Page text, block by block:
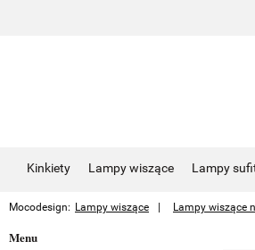
Kinkiety Lampy wiszące Lampy
Mocodesign: Lampy wiszące Lampy wiszące
Menu